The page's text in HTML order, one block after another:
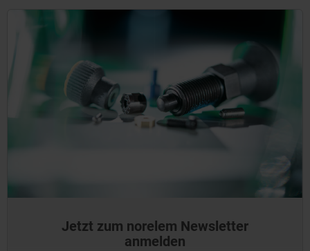
Jetzt zum norelem Newsletter
anmelden